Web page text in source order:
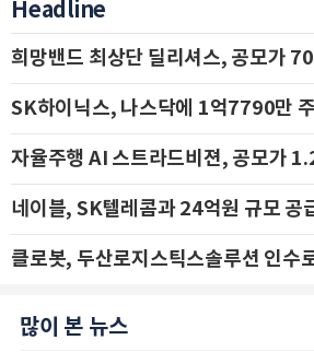
Headline
네이블, SK텔레콤과 24억원 규모 공
많이 본 뉴스